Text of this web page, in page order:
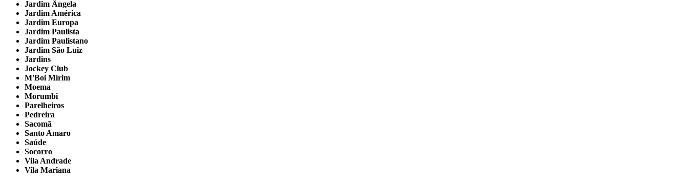
Jardim Ângela
Jardim América
Jardim Europa
Jardim Paulista
Jardim Paulistano
Jardim São Luiz
Jardins
Jockey Club
M'Boi Mirim
Moema
Morumbi
Parelheiros
Pedreira
Sacomã
Santo Amaro
Saúde
Socorro
Vila Andrade
Vila Mariana